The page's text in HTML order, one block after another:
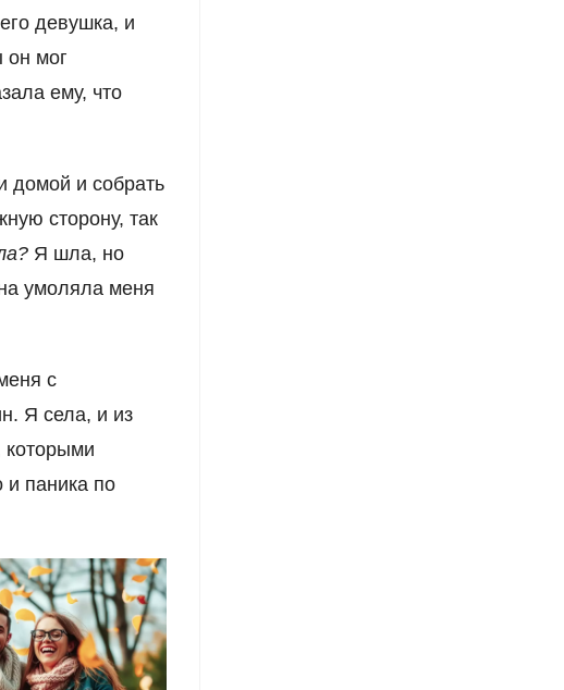
девушка, и
он мог
ему, что
домой и собрать
сторону, так
Я шла, но
умоляла меня
с
Я села, и из
которыми
и паника по